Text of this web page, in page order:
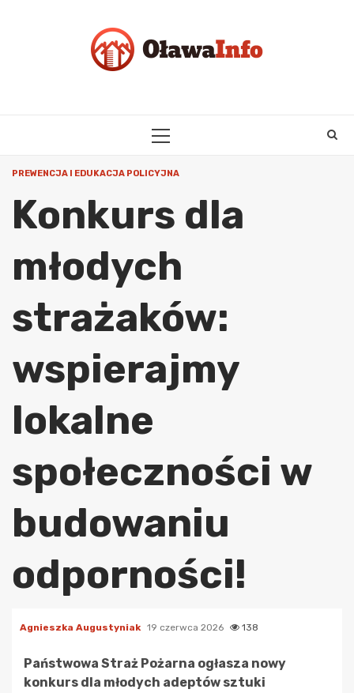
PRIMARY
PREWENCJA I EDUKACJA POLICYJNA
Konkurs dla
młodych
strażaków:
wspierajmy
lokalne
społeczności w
budowaniu
odporności!
Agnieszka Augustyniak 19 czerwca 2026 138
Państwowa Straż Pożarna ogłasza nowy
konkurs dla młodych adeptów sztuki